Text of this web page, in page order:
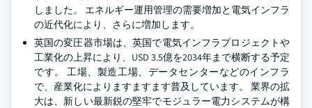
しました。 エネルギー運用管理の需要増加と電気インフラ
の近代化により、さらに増加します。
英国の変圧器市場は、英国で電気インフラプロジェクトや
工業化の上昇により、USD 3.5億を2034年まで横断する予定
です。 工場、製造工場、データセンターなどのインフラ
で、産業化によりますますます普及しています。 業界の拡
大は、新しい最新鋭の堅牢でモジュラー電力システムが構